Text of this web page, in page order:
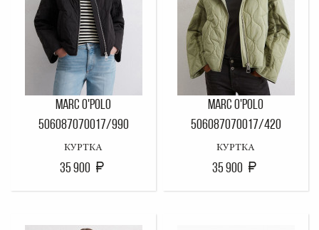
MARC O'POLO
506087070017/990
КУРТКА
35 900
MARC O'POLO
506087070017/420
КУРТКА
35 900